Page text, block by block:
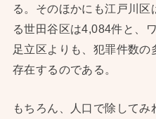
る。そのほかにも江戸川
る世田谷区は4,084件と、
足立区よりも、犯罪件数
存在するのである。
もちろん、人口で除してみ